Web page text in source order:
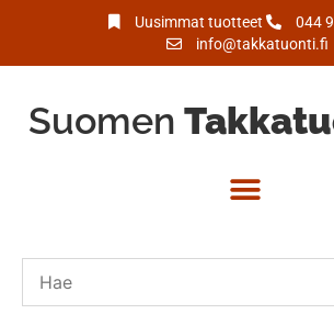
Uusimmat tuotteet
044
info@takkatuonti.fi
Suomen